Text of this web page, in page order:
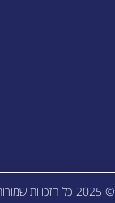
© 2025 כל הזכויות שמורות